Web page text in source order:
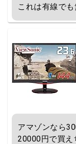
これは有線で
アマゾンなら
20000円で買え